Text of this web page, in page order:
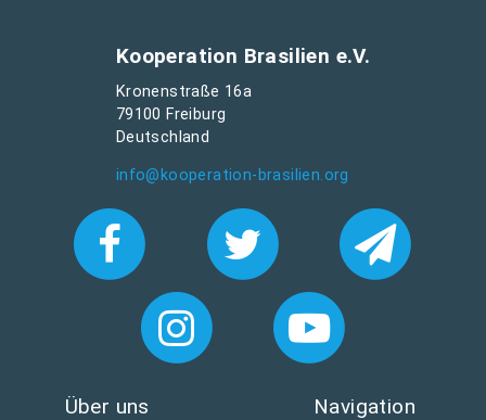
Kooperation Brasilien e.V.
Kronenstraße 16a
79100 Freiburg
Deutschland
info@kooperation-brasilien.org
Über uns Navigation